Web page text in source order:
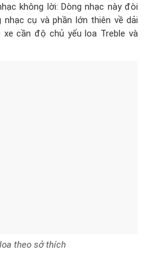
không lời: Dòng nhạc này đòi
cụ và phần lớn thiên về dải
cần độ chủ yếu loa Treble và
theo sở thích